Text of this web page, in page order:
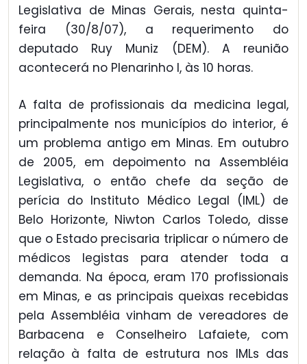
Legislativa de Minas Gerais, nesta quinta-
feira (30/8/07), a requerimento do
deputado Ruy Muniz (DEM). A reunião
acontecerá no Plenarinho I, às 10 horas.
A falta de profissionais da medicina legal,
principalmente nos municípios do interior, é
um problema antigo em Minas. Em outubro
de 2005, em depoimento na Assembléia
Legislativa, o então chefe da seção de
perícia do Instituto Médico Legal (IML) de
Belo Horizonte, Niwton Carlos Toledo, disse
que o Estado precisaria triplicar o número de
médicos legistas para atender toda a
demanda. Na época, eram 170 profissionais
em Minas, e as principais queixas recebidas
pela Assembléia vinham de vereadores de
Barbacena e Conselheiro Lafaiete, com
relação à falta de estrutura nos IMLs das